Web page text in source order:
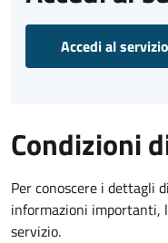
Accedi al servizio
Condizioni
Per conoscere i dettagli
informazioni importanti,
servizio.